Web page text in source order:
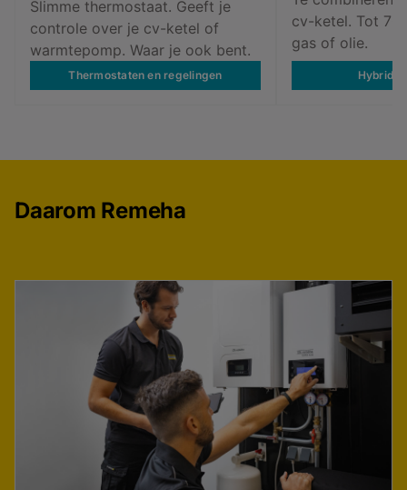
Slimme thermostaat. Geeft je
controle over je cv-ketel of
warmtepomp. Waar je ook bent.
Thermostaten en regelingen
cv-ketel. Tot
gas of olie.
Hybride
Daarom Remeha